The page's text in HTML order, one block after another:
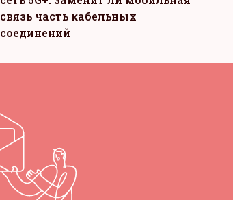
связь часть кабельных
соединений